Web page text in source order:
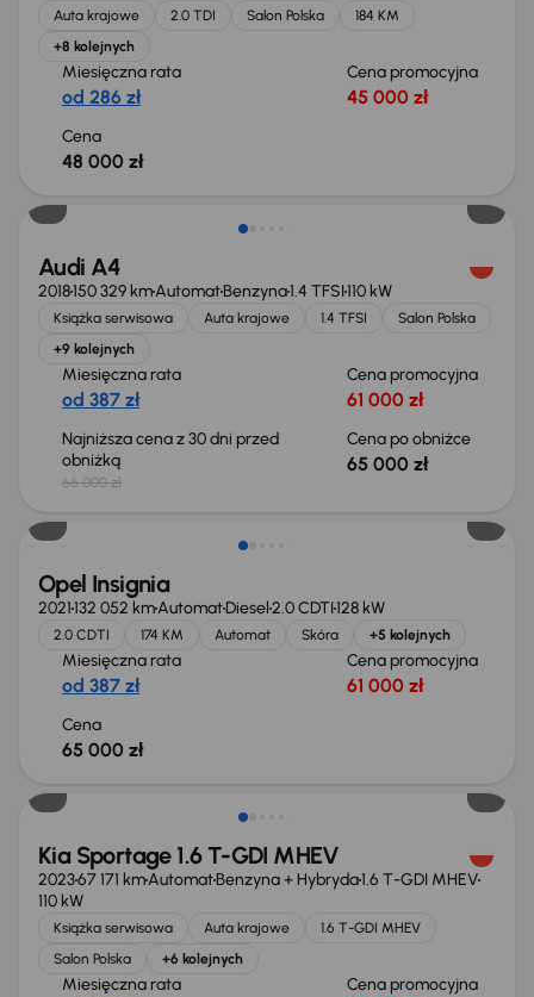
Auta krajowe 2.0 TDI Salon Polska
184 KM
+8 kolejnych
Miesięczna rata
od 286 zł
Cena promocyjna
45 000 zł
Cena
48 000 zł
Taniej o 1 000 zł
Audi A4
2018150 329 kmAutomatBenzyna1.4 TFSI110 kW
Książka serwisowa Auta krajowe 1.4 TFSI
Salon Polska
+9 kolejnych
Miesięczna rata
od 387 zł
Cena promocyjna
61 000 zł
Najniższa cena z 30 dni przed
obniżką
66 000 zł
Cena po obniżce
65 000 zł
Opel Insignia
2021132 052 kmAutomatDiesel2.0 CDTI128 kW
2.0 CDTI 174 KM Automat Skóra +5 kolejnych
Miesięczna rata
od 387 zł
Cena promocyjna
61 000 zł
Cena
65 000 zł
Taniej o 1 000 zł
Kia Sportage 1.6 T-GDI MHEV
202367 171 kmAutomatBenzyna + Hybryda1.6 T-GDI MHEV
110 kW
Książka serwisowa Auta krajowe
1.6 T-GDI MHEV
Salon Polska
+6 kolejnych
Miesięczna rata Cena promocyjna